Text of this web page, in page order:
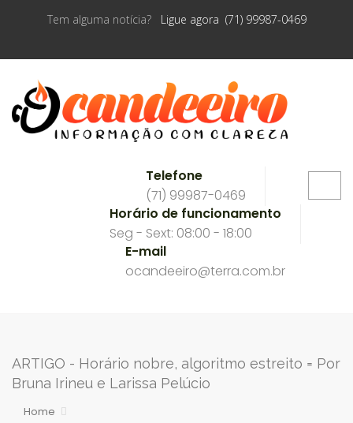
Tem alguma notícia? Ligue agora (71) 99987-0469
Telefone
(71) 99987-0469
Horário de funcionamento
Seg - Sext: 08:00 - 18:00
E-mail
ocandeeiro@terra.com.br
ARTIGO - Horário nobre, algoritmo estreito = Por
Bruna Irineu e Larissa Pelúcio
Home